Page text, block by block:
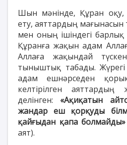
Шын мәнінде, Құран оқу,
ету, аяттардың мағынасын
мен оның ішіндегі
Құранға жақын адам
Аллаға жақындай
тыныштық табады.
адам ешнәрседен
келтірілген аяттардың
делінген: «Ақиқатын
жандар еш қорқуды
қайғыдан қапа болмайды»
аят).